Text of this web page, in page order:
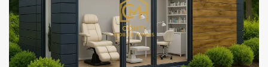
3 min odczytu